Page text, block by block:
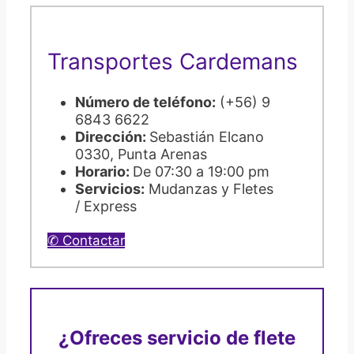
Transportes Cardemans
Número de teléfono: (+56) 9
6843 6622
Dirección: Sebastián Elcano
0330, Punta Arenas
Horario: De 07:30 a 19:00 pm
Servicios: Mudanzas y Fletes
/ Express
✆ Contactar
¿Ofreces servicio de flete